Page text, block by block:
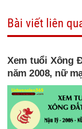
Bài viết liên
Xem tuổi Xông
năm 2008, nữ